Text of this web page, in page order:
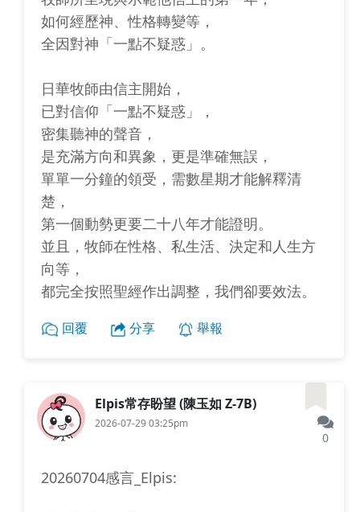
如何經歷神、性格轉變等，
全因對神「一點不疑惑」。
日華牧師由信主開始，
已對信仰「一點不疑惑」，
密集聽神的聲音，
是充滿方向和異象，更是準確無誤，
單單一分鐘的領受，需數星期才能解釋清
楚，
第一個動勢更要二十八年才能證明。
並且，牧師在性格、私生活、決定和人生方
向等，
都完全按照聖經作出調整，我們卻要效法。
回覆 分享 舉報
Elpis常存盼望 (陳玉如 Z-7B)
2026-07-29 03:25pm
0
20260704感言_Elpis: